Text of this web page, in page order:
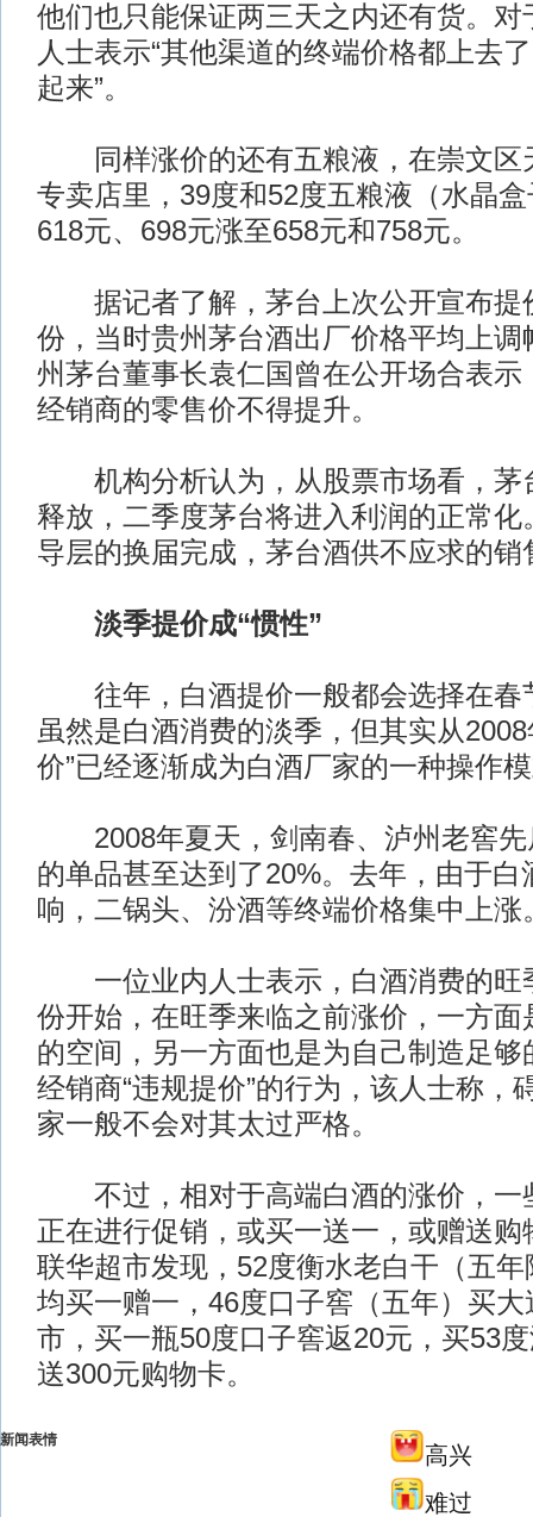
他们也只能保证两三天之内还有货。对
人士表示“其他渠道的终端价格都上去
起来”。
同样涨价的还有五粮液，在崇文区
专卖店里，39度和52度五粮液（水晶
618元、698元涨至658元和758元。
据记者了解，茅台上次公开宣布提
份，当时贵州茅台酒出厂价格平均上调
州茅台董事长袁仁国曾在公开场合表示
经销商的零售价不得提升。
机构分析认为，从股票市场看，茅
释放，二季度茅台将进入利润的正常化
导层的换届完成，茅台酒供不应求的销
淡季提价成“惯性”
往年，白酒提价一般都会选择在春
虽然是白酒消费的淡季，但其实从
价”已经逐渐成为白酒厂家的一种操作
2008年夏天，剑南春、泸州老窖先
的单品甚至达到了20%。去年，由于白
响，二锅头、汾酒等终端价格集中上涨
一位业内人士表示，白酒消费的旺
份开始，在旺季来临之前涨价，一方面
的空间，另一方面也是为自己制造足够
经销商“违规提价”的行为，该人士称，
家一般不会对其太过严格。
不过，相对于高端白酒的涨价，一
正在进行促销，或买一送一，或赠送购
联华超市发现，52度衡水老白干（五
均买一赠一，46度口子窖（五年）买
市，买一瓶50度口子窖返20元，买53
送300元购物卡。
新闻表情
高兴
难过